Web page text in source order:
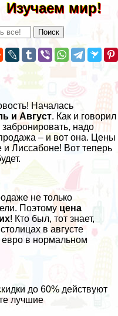
Изучаем мир!
Началась
и Август. Как и говорил
надо
– и вот она. Цены
Лиссабоне! Вот теперь
не только
Поэтому цена
! Кто был, тот знает,
в августе
в нормальном
до 60% действуют
лучшие